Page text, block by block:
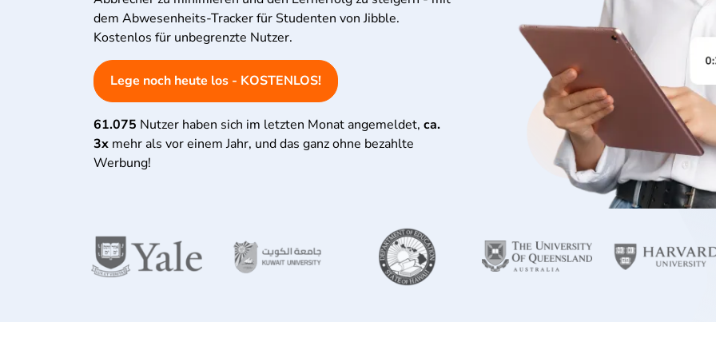
dem Abwesenheits-Tracker für Studenten von Jibble.
Kostenlos für unbegrenzte Nutzer.
Lege noch heute los - KOSTENLOS!
61.075 Nutzer haben sich im letzten Monat angemeldet, ca.
3x mehr als vor einem Jahr, und das ganz ohne bezahlte
Werbung!